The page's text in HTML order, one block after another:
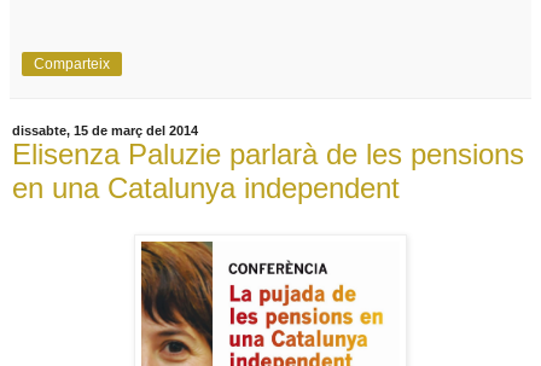
Comparteix
dissabte, 15 de març del 2014
Elisenza Paluzie parlarà de les pensions
en una Catalunya independent